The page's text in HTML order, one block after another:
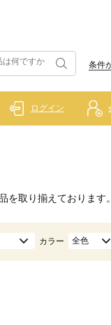
条件
ログイン
を取り揃えております。
カラー 全色